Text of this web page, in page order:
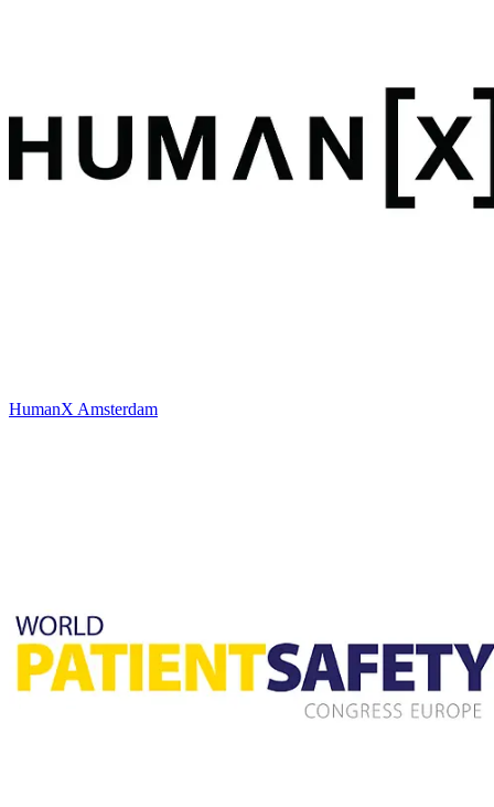
HumanX Amsterdam